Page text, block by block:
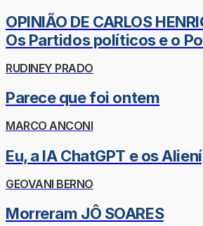
OPINIÃO DE CARLOS
Os Partidos políticos e o
RUDINEY PRADO
Parece que foi ontem
MARCO ANCONI
Eu, a IA ChatGPT e os
GEOVANI BERNO
Morreram JÔ SOARES